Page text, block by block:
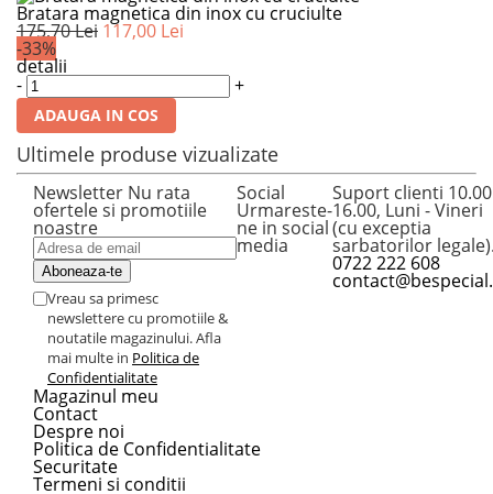
Bratara magnetica din inox cu cruciulte
175,70 Lei 117,00 Lei
-33%
detalii
- +
ADAUGA IN COS
Ultimele produse vizualizate
Newsletter Nu rata
ofertele si promotiile
noastre
Vreau sa primesc
newslettere cu promotiile &
noutatile magazinului. Afla
mai multe in Politica de
Confidentialitate
Social
Urmareste-
ne in social
media
Suport clienti
16.00, Luni - Vineri
(cu exceptia
sarbatorilor
0722 222 608
Magazinul meu
Contact
Despre noi
Politica de Confidentialitate
Securitate
Termeni si conditii